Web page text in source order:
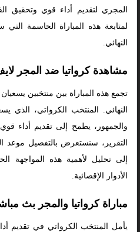
المجري لتقديم أداء قوي وتحقيق
لمتابعة هذه المباراة الحاسمة
النهائي.
مشاهدة كرواتيا ضد المجر لايف
تجمع هذه المباراة بين منتخبين
النهائي. المنتخب الكرواتي،
والجمهور، يطمح إلى تقديم أداء
التقرير، سنستعرض بالتفصيل موعد
إلى تحليل لأهمية هذه المواجهة
الأدوار الإقصائية.
مباراة كرواتيا والمجر بث
يأمل المنتخب الكرواتي في تقديم